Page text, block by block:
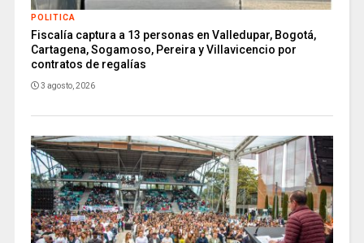
POLITICA
Fiscalía captura a 13 personas en Valledupar, Bogotá,
Cartagena, Sogamoso, Pereira y Villavicencio por
contratos de regalías
3 agosto, 2026